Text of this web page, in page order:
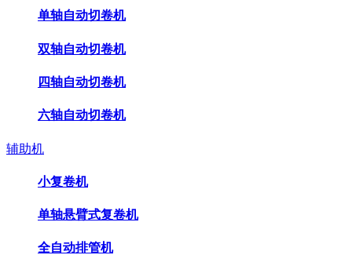
单轴自动切卷机
双轴自动切卷机
四轴自动切卷机
六轴自动切卷机
辅助机
小复卷机
单轴悬臂式复卷机
全自动排管机